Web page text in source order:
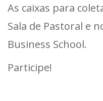
As caixas para
Sala de Pastoral e
Business School.
Participe!